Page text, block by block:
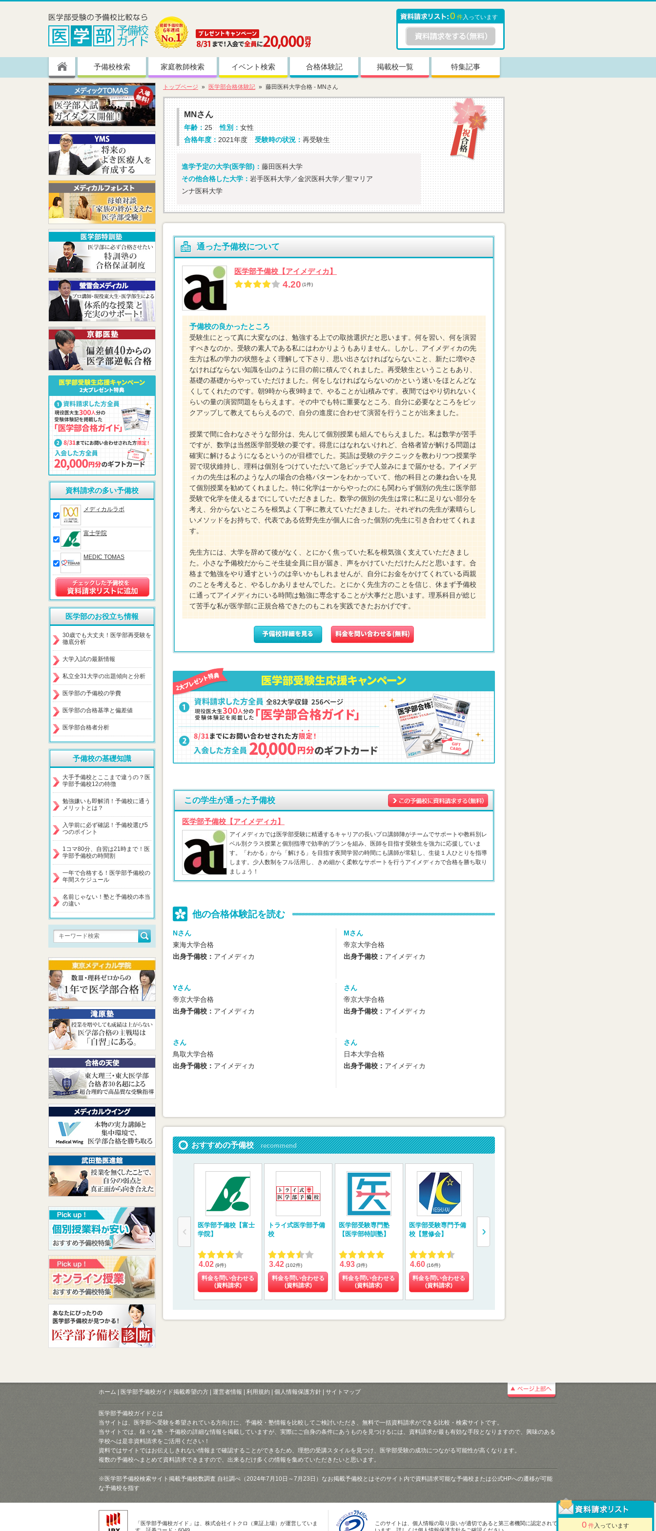
0 件入っています
予備校検索 家庭教師検索 イベント検索 合格体験記 掲載校一覧 特集記事
トップページ 医学部合格体験記 藤田医科大学合格 - MNさん
MNさん
年齢：25 性別： 女性
合格年度： 2021年度 受験時の状況：再受験生
進学予定の大学(医学部)： 藤田医科大学
その他合格した大学： 岩手医科大学／金沢医科大学／聖マリア
ンナ医科大学
通った予備校について
医学部予備校【アイメディカ】
4.20 (1件)
予備校の良かったところ
受験生にとって真に大変なのは、勉強する上での取捨選択だと思います。何を習い、何を演習
すべきなのか。受験の素人である私にはわかりようもありません。しかし、アイメディカの先
生方は私の学力の状態をよく理解して下さり、思い出さなければならないこと、新たに増やさ
なければならない知識を山のように目の前に積んでくれました。再受験生ということもあり、
基礎の基礎からやっていただけました。何をしなければならないのかという迷いをほとんどな
くしてくれたのです。朝9時から夜9時まで、やることが山積みです。夜間ではやり切れないく
らいの量の演習問題をもらえます。その中でも特に重要なところ、自分に必要なところをピッ
クアップして教えてもらえるので、自分の進度に合わせて演習を行うことが出来ました。
授業で間に合わなさそうな部分は、先んじて個別授業も組んでもらえました。私は数学が苦手
ですが、数学は当然医学部受験の要です。得意にはなれないけれど、合格者皆が解ける問題は
確実に解けるようになるというのが目標でした。英語は受験のテクニックを教わりつつ授業学
習で現状維持し、理科は個別をつけていただいて急ピッチで人並みにまで届かせる。アイメデ
ィカの先生は私のような人の場合の合格パターンをわかっていて、他の科目との兼ね合いを見
て個別授業を勧めてくれました。特に化学は一からやったのにも関わらず個別の先生に医学部
受験で化学を使えるまでにしていただきました。数学の個別の先生は常に私に足りない部分を
考え、分からないところを根気よく丁寧に教えていただきました。それぞれの先生が素晴らし
いメソッドをお持ちで、代表である佐野先生が個人に合った個別の先生に引き合わせてくれま
す。
先生方には、大学を辞めて後がなく、とにかく焦っていた私を根気強く支えていただきまし
た。小さな予備校だからこそ生徒全員に目が届き、声をかけていただけたんだと思います。合
格まで勉強をやり通すというのは辛いかもしれませんが、自分にお金をかけてくれている両親
のことを考えると、やるしかありませんでした。とにかく先生方のことを信じ、休まず予備校
に通ってアイメディカにいる時間は勉強に専念することが大事だと思います。理系科目が総じ
て苦手な私が医学部に正規合格できたのもこれを実践できたおかげです。
この学生が通った予備校
医学部予備校【アイメディカ】
アイメディカでは医学部受験に精通するキャリアの長いプロ講師陣がチームでサポートや教科別レ
ベル別クラス授業と個別指導で効率的プランを組み、医師を目指す受験生を強力に応援していま
す。「わかる」から「解ける」を目指す夜間学習の時間にも講師が常駐し、生徒１人ひとりを指導
します。少人数制をフル活用し、きめ細かく柔軟なサポートを行うアイメディカで合格を勝ち取り
ましょう！
他の合格体験記を読む
Nさん
東海大学合格
出身予備校： アイメディカ
Mさん
帝京大学合格
出身予備校： アイメディカ
Yさん
帝京大学合格
出身予備校： アイメディカ
さん
帝京大学合格
出身予備校： アイメディカ
さん
鳥取大学合格
出身予備校： アイメディカ
さん
日本大学合格
出身予備校： アイメディカ
おすすめの予備校 recommend
医学部予備校【富士
学院】
4.02 (9件)
料金を問い合わせる
(資料請求)
トライ式医学部予備
校
3.42 (102件)
料金を問い合わせる
(資料請求)
医学部受験専門塾
【医学部特訓塾】
4.93 (3件)
料金を問い合わせる
(資料請求)
医学部受験専門予備
校【慧修会】
4.60 (16件)
料金を問い合わせる
(資料請求)
ディカルラボ】
0 件入っています
資料請求の多い予備校
メディカルラボ
富士学院
MEDIC TOMAS
医学部のお役立ち情報
30歳でも大丈夫！医学部再受験を
徹底分析
大学入試の最新情報
私立全31大学の出題傾向と分析
医学部の予備校の学費
医学部の合格基準と偏差値
医学部合格者分析
予備校の基礎知識
大手予備校とここまで違うの？医
学部予備校12の特徴
勉強嫌いも即解消！予備校に通う
メリットとは？
入学前に必ず確認！予備校選び5
つのポイント
1コマ80分、自習は21時まで！医
学部予備校の時間割
一年で合格する！医学部予備校の
年間スケジュール
名前じゃない！塾と予備校の本当
の違い
ホーム 医学部予備校ガイド掲載希望の方 運営者情報 利用規約 個人情報保護方針 サイトマップ
医学部予備校ガイドとは
当サイトは、医学部へ受験を希望されている方向けに、予備校・塾情報を比較してご検討いただき、無料で一括資料請求ができる比較・検索サイトです。
当サイトでは、様々な塾・予備校の詳細な情報を掲載していますが、実際にご自身の条件にあうものを見つけるには、資料請求が最も有効な手段となりますので、興味のある
学校へは是非資料請求をご活用ください！
資料ではサイトではお伝えしきれない情報まで確認することができるため、理想の受講スタイルを見つけ、医学部受験の成功につながる可能性が高くなります。
複数の予備校へまとめて資料請求できますので、出来るだけ多くの情報を集めていただきたいと思います。
※医学部予備校検索サイト掲載予備校数調査 自社調べ（2024年7月10日～7月23日）なお掲載予備校とはそのサイト内で資料請求可能な予備校または公式HPへの遷移が可能
な予備校を指す
「医学部予備校ガイド」は、株式会社イトクロ（東証上場）が運営していま
す。証券コード：6049
このサイトは、個人情報の取り扱いが適切であると第三者機関に認定されて
います。詳しくは個人情報保護方針をご確認ください。